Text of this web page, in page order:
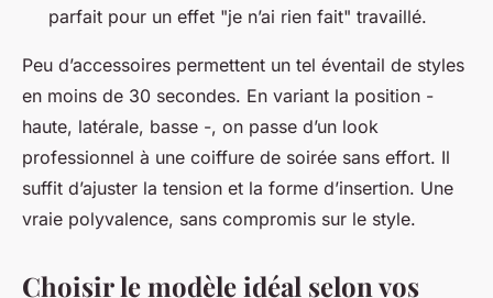
parfait pour un effet "je n’ai rien fait" travaillé.
Peu d’accessoires permettent un tel éventail de styles
en moins de 30 secondes. En variant la position -
haute, latérale, basse -, on passe d’un look
professionnel à une coiffure de soirée sans effort. Il
suffit d’ajuster la tension et la forme d’insertion. Une
vraie polyvalence, sans compromis sur le style.
Choisir le modèle idéal selon vos